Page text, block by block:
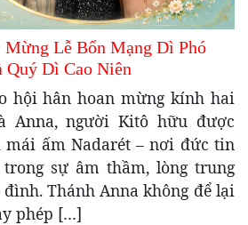
Lễ Bổn Mạng Dì Phó
Quý Dì Cao Niên
hội hân hoan mừng kính hai
Anna, người Kitô hữu được
ấm Nadarét – nơi đức tin
sự âm thầm, lòng trung
Thánh Anna không để lại
phép […]